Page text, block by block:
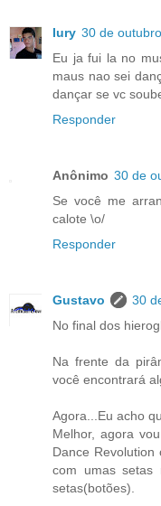
Iury 30 de
Eu ja fui la no
maus nao sei
dançar se vc
Responder
Anônimo 30 de
Se você me
calote \o/
Responder
Gustavo
30
No final dos
Na frente da
você encontrará
Agora...Eu acho
Melhor, agora
Dance
com umas setas
setas(botões).